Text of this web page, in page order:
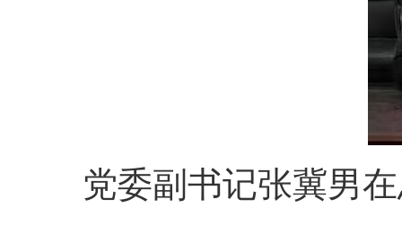
党委副书记张冀男